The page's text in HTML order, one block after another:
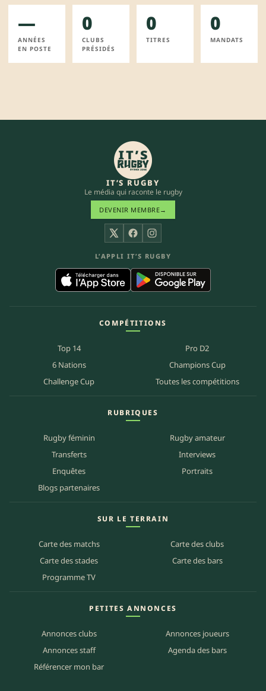
—
ANNÉES
EN POSTE
0
CLUBS
PRÉSIDÉS
0
TITRES
0
MANDATS
IT’S RUGBY
Le média qui raconte le rugby
DEVENIR MEMBRE→
X FacebookInstagram
L’APPLI IT’S RUGBY
COMPÉTITIONS
Top 14
Pro D2
6 Nations
Champions Cup
Challenge Cup
Toutes les compétitions
RUBRIQUES
Rugby féminin
Rugby amateur
Transferts
Interviews
Enquêtes
Portraits
Blogs partenaires
SUR LE TERRAIN
Carte des matchs
Carte des clubs
Carte des stades
Carte des bars
Programme TV
PETITES ANNONCES
Annonces clubs
Annonces joueurs
Annonces staff
Agenda des bars
Référencer mon bar